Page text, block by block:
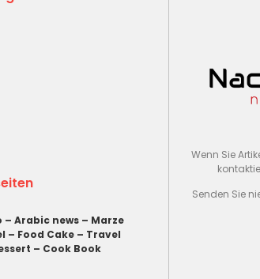
– Arabic news – Marze
– Food Cake – Travel
– Cook Book
Wenn Sie
Senden Sie